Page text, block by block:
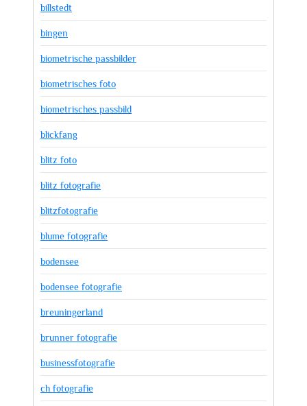
billstedt
bingen
biometrische passbilder
biometrisches foto
biometrisches passbild
blickfang
blitz foto
blitz fotografie
blitzfotografie
blume fotografie
bodensee
bodensee fotografie
breuningerland
brunner fotografie
businessfotografie
ch fotografie